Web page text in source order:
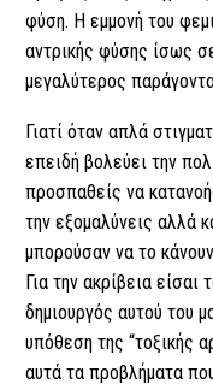
φύση. Η εμμονή του
αντρικής φύσης ίσως
μεγαλύτερος
Γιατί όταν απλά
επειδή βολεύει την
προσπαθείς να
την εξομαλύνεις αλλά
μπορούσαν να το
Για την ακρίβεια
δημιουργός αυτού του
υπόθεση της “τοξικής
αυτά τα προβλήματα